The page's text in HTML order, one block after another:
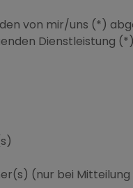
von mir/uns (*)
Dienstleistung (*)
(nur bei Mitteilung